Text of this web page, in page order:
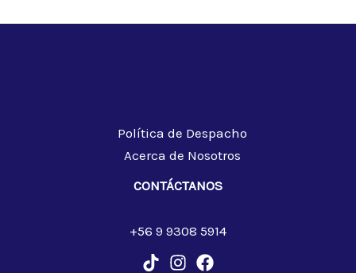
Política de Despacho
Acerca de Nosotros
CONTÁCTANOS
+56 9 9308 5914